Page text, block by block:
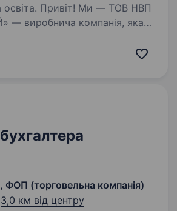
Ми — ТОВ НВП
— виробнича компанія, яка
сталі. Наші клієнти —
ФОП (торговельна компанія)
3,0 км від центру